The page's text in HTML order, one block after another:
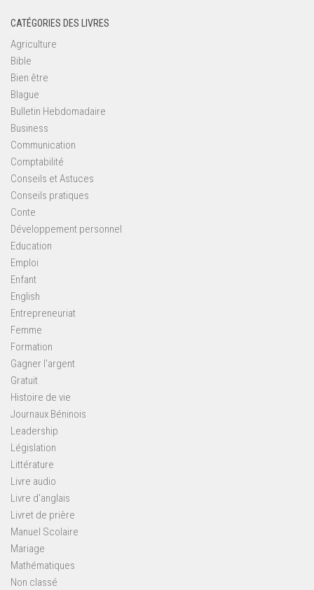
CATÉGORIES DES LIVRES
Agriculture
Bible
Bien être
Blague
Bulletin Hebdomadaire
Business
Communication
Comptabilité
Conseils et Astuces
Conseils pratiques
Conte
Développement personnel
Education
Emploi
Enfant
English
Entrepreneuriat
Femme
Formation
Gagner l'argent
Gratuit
Histoire de vie
Journaux Béninois
Leadership
Législation
Littérature
Livre audio
Livre d'anglais
Livret de prière
Manuel Scolaire
Mariage
Mathématiques
Non classé